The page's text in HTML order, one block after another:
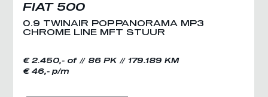
FIAT 500
0.9 TWINAIR POP PANORAMA MP3
CHROME LINE MFT STUUR
€ 2.450,- of
€ 46,- p/m
86 PK 179.189 KM